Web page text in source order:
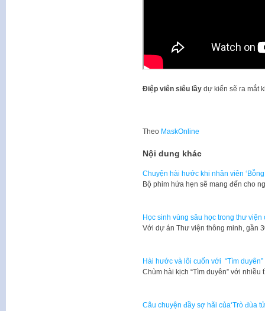
Điệp viên siêu lầydự kiến sẽ ra mắt
Theo MaskOnline
Nội dung khác
Chuyện hài hước khi nhân viên
Bộ phim hứa hẹn sẽ mang đến cho
Học sinh vùng sâu học trong thư viện
​Với dự án Thư viện thông minh, gần
Hài hước và lôi cuốn với “Tìm duyên”
Chùm hài kịch “Tìm duyên” với
Câu chuyện đầy sợ hãi của‘Trò đùa